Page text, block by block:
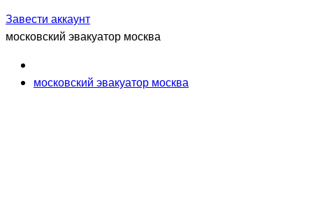
Завести аккаунт
московский эвакуатор москва
московский эвакуатор москва